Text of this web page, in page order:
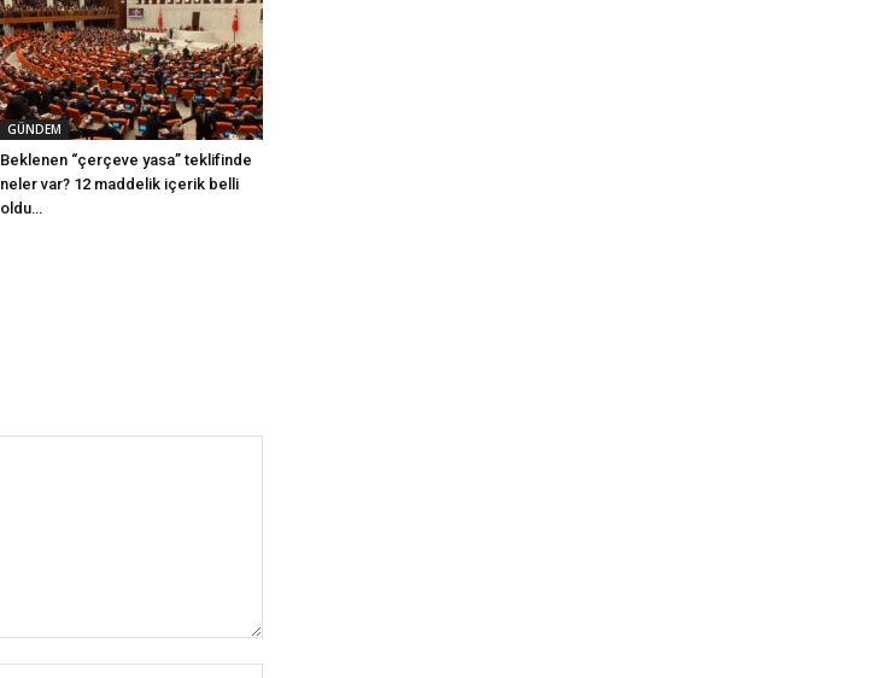
GÜNDEM
Beklenen “çerçeve yasa” teklifinde
neler var? 12 maddelik içerik belli
oldu…